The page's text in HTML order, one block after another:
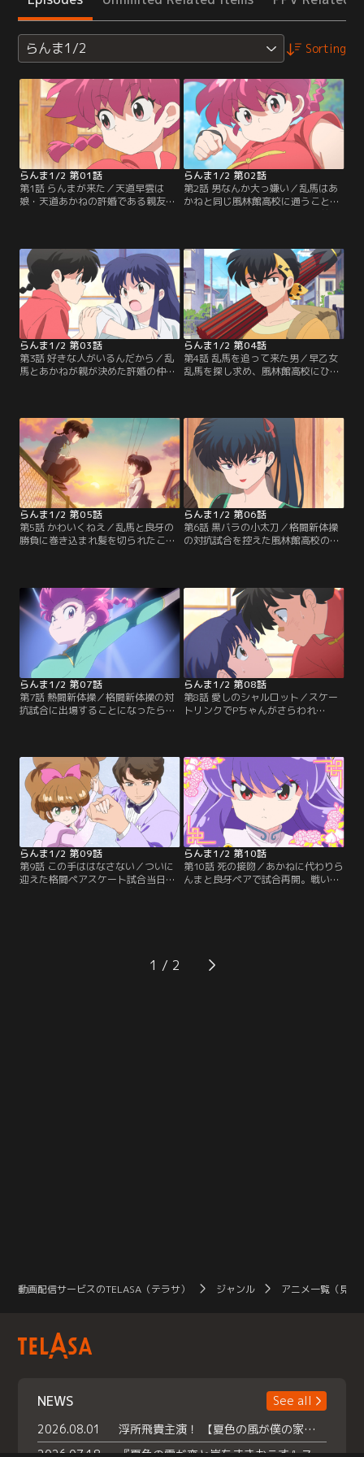
らんま1/2 Sorting
らんま1/2 第01話
第1話 らんまが来た／天道早雲は
娘・天道あかねの許婚である親友の
さげの女の子と巨大なパンダ！？早
乙女親子は修行中に伝説の修行場
「呪泉郷」に落ち、水をかぶると乱
馬は女の子に、その父玄馬はパンダ
に変身する体になってしまってい
た！【提供：バンダイチャンネル】
らんま1/2 第02話
第2話 男なんか大っ嫌い／乱馬はあ
かねと同じ風林館高校に通うこと
に。ふたりが学校に着くと校門前に
部主将・九能帯刀の姿があった。あ
かねに想いを寄せる九能だったが、
女の姿になったらんまに一目惚れし
てしまい…！？【提供：バンダイチ
ャンネル】
らんま1/2 第03話
第3話 好きな人がいるんだから／乱
馬とあかねが親が決めた許婚の仲だ
まい骨つぎの東風先生の治療を受け
ることに。あかねが東風先生に想い
を寄せていることに気づく乱馬だ
が、東風先生の好きな人は…？【提
供：バンダイチャンネル】
らんま1/2 第04話
第4話 乱馬を追って来た男／早乙女
乱馬を探し求め、風林館高校にひと
当たるフシがなく、納得がいかない
乱馬をよそに、良牙は果たし状を突
きつける。良牙vs乱馬の戦いが繰り
広げられる中、あかねに思わぬ悲劇
が…！？【提供：バンダイチャンネ
ル】
らんま1/2 第05話
第5話 かわいくねえ／乱馬と良牙の
勝負に巻き込まれ髪を切られたこと
く乱馬。そしてある雨の日の夜、良
牙が再び乱馬に復讐を果たしにやっ
てくる。良牙の姿を見失ったらんま
だが、その頃あかねの部屋に雨でび
しょ濡れの黒ブタが現れて…？【提
供：バンダイチャンネル】
らんま1/2 第06話
第6話 黒バラの小太刀／格闘新体操
の対抗試合を控えた風林館高校の代
九能小太刀が闇討ちを仕掛けてく
る。小太刀が闇討ちの犯人であり、
さらに乱馬に想いを寄せていると知
り、より練習に力が入るあかね。し
かし練習中に負傷し、らんまが参戦
することに！【提供：バンダイチャ
ンネル】
らんま1/2 第07話
第7話 熱闘新体操／格闘新体操の対
抗試合に出場することになったらん
による攻撃は禁止、完全ダウンかリ
ングアウトするまで戦いは終わらな
い無制限一本勝負。それぞれの思惑
が交錯した、乱馬との交際を賭けた
戦いが幕を開ける！【提供：バンダ
イチャンネル】
らんま1/2 第08話
第8話 愛しのシャルロット／スケー
トリンクでPちゃんがさらわれ
ちゃんを賭けてあかねにペアスケー
トでの勝負を持ち掛ける。一方、乱
馬はあずさのペア、三千院帝のあか
ねへの口づけを阻止する。勝負に向
けてあかねとスケートの特訓に励む
らんまだが…？【提供：バンダイチ
ャンネル】
らんま1/2 第09話
第9話 この手ははなさない／ついに
迎えた格闘ペアスケート試合当日。
Pちゃんとあかねのくちびるを賭け
乱馬はあかねの手を離さず庇って負
傷。一方、鎖でつながれていたはず
らんま1/2 第10話
第10話 死の接吻／あかねに代わりら
んまと良牙ペアで試合再開。戦いは
負けたシャンプーは「地獄の果てま
で追いかけて殺す」という女傑族の
1
動画配信サービスのTELASA（テラサ） ジャンル アニメ一覧（見放
NEWS
See all
2026.08.01
浮所飛貴主演！ 【夏色の風が僕の家にやってきた】 本日よりテラサで独占配信スタート！